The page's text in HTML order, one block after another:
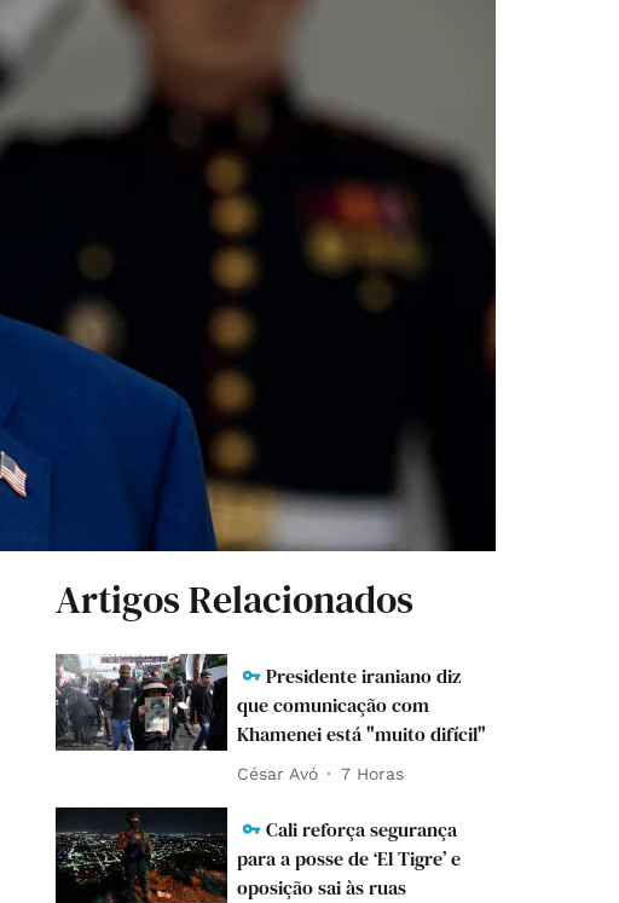
Artigos Relacionados
Presidente iraniano diz
que comunicação com
Khamenei está "muito difícil"
César Avó 7 Horas
Cali reforça segurança
para a posse de ‘El Tigre’ e
oposição sai às ruas